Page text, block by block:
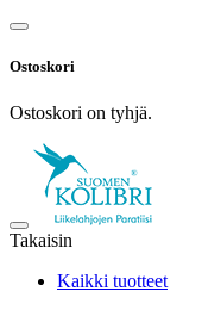
Ostoskori
Ostoskori on tyhjä.
Takaisin
Kaikki tuotteet